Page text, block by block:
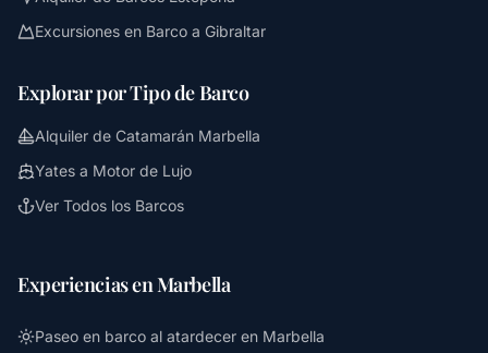
Excursiones en Barco a Gibraltar
Explorar por Tipo de Barco
Alquiler de Catamarán Marbella
Yates a Motor de Lujo
Ver Todos los Barcos
Experiencias en Marbella
Paseo en barco al atardecer en Marbella